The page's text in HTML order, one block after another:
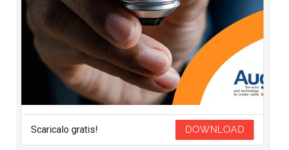
Scaricalo gratis! DOWNLOAD